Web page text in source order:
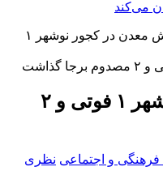
می‌کند
ریزش معدن در کجور نوشهر ۱
ریزش معدن در کجور نوشهر ۱ فوتی و ۲
و اجتماعی نظری